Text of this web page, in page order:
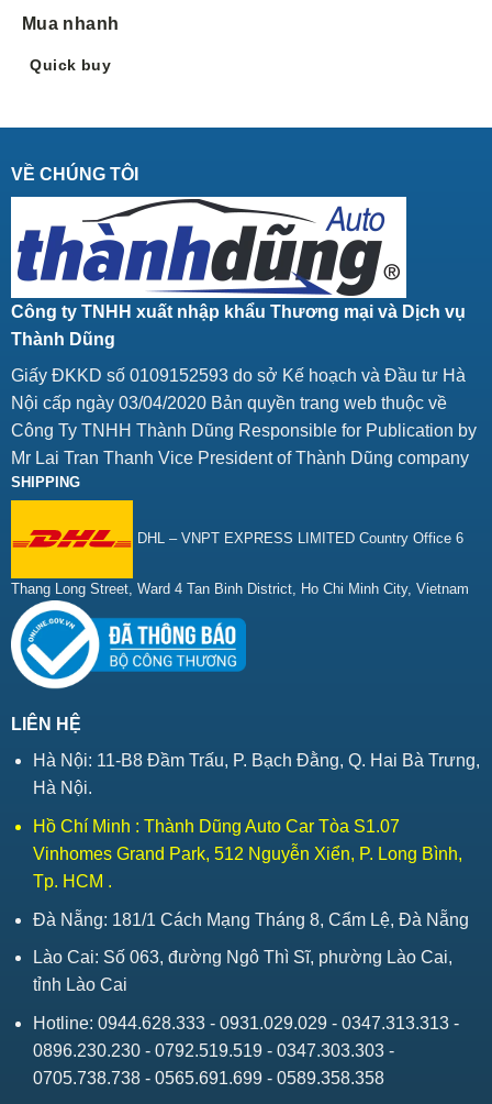
Mua nhanh
Quick buy
VỀ CHÚNG TÔI
Công ty TNHH xuất nhập khẩu Thương mại và Dịch vụ
Thành Dũng
Giấy ĐKKD số 0109152593 do sở Kế hoạch và Đầu tư Hà
Nội cấp ngày 03/04/2020 Bản quyền trang web thuộc về
Công Ty TNHH Thành Dũng Responsible for Publication by
Mr Lai Tran Thanh Vice President of Thành Dũng company
SHIPPING
DHL – VNPT EXPRESS LIMITED Country Office 6
Thang Long Street, Ward 4 Tan Binh District, Ho Chi Minh City, Vietnam
LIÊN HỆ
Hà Nội: 11-B8 Đầm Trấu, P. Bạch Đằng, Q. Hai Bà Trưng,
Hà Nội.
Hồ Chí Minh : Thành Dũng Auto Car Tòa S1.07
Vinhomes Grand Park, 512 Nguyễn Xiển, P. Long Bình,
Tp. HCM .
Đà Nẵng: 181/1 Cách Mạng Tháng 8, Cẩm Lệ, Đà Nẵng
Lào Cai: Số 063, đường Ngô Thì Sĩ, phường Lào Cai,
tỉnh Lào Cai
Hotline: 0944.628.333 - 0931.029.029 - 0347.313.313 -
0896.230.230 - 0792.519.519 - 0347.303.303 -
0705.738.738 - 0565.691.699 - 0589.358.358